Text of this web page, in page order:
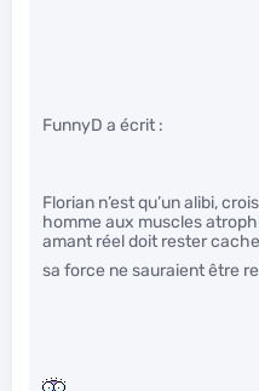
FunnyD a écrit :
Florian n’est qu’un alibi,
homme aux muscles
amant réel doit rester
sa force ne sauraient être